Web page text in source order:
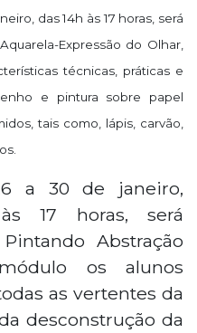
das 14h às 17 horas, será
Expressão do Olhar,
técnicas, práticas e
e pintura sobre papel
tais como, lápis, carvão,
a 30 de janeiro,
17 horas, será
Abstração
os alunos
as vertentes da
desconstrução da